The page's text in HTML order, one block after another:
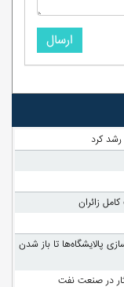
ارسال
کرد
زائران
پالایشگاه‌ها تا باز شدن
در صنعت نفت